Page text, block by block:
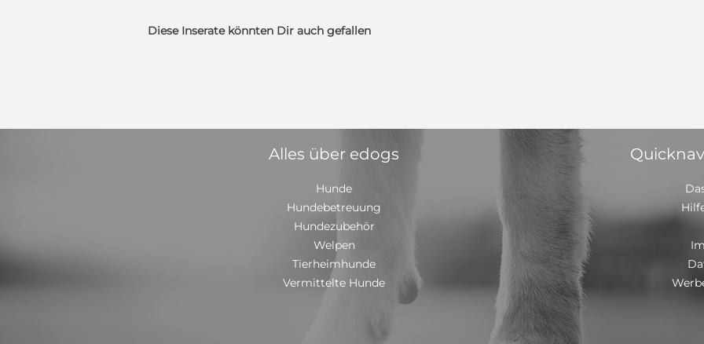
Diese Inserate könnten Dir auch gefallen
Alles über edogs
Hunde
Hundebetreuung
Hundezubehör
Welpen
Tierheimhunde
Vermittelte Hunde